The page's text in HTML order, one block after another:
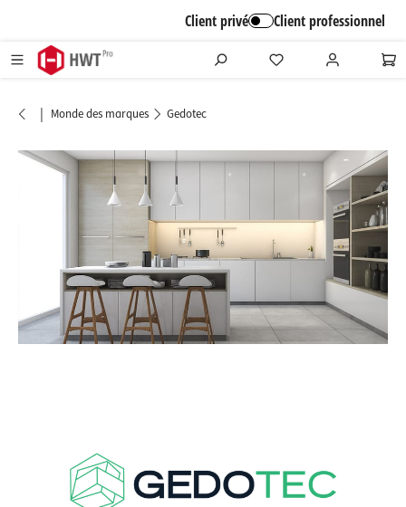
Client privé Client professionnel
| Monde des marques Gedotec